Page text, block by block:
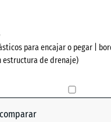
para encajar o pegar |
estructura de drenaje)